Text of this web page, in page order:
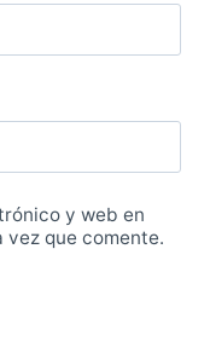
y web en
vez que comente.